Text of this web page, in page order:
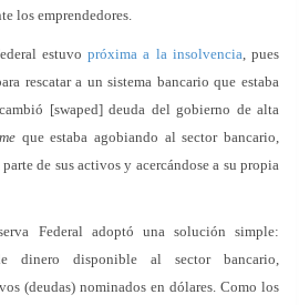
los emprendedores.
estuvopróxima a la insolvencia, pues
rescatar a un sistema bancario que estaba
[swaped] deuda del gobierno de alta
que estaba agobiando al sector bancario,
de sus activos y acercándose a su propia
Federal adoptó una solución simple:
dinero disponible al sector bancario,
(deudas) nominados en dólares. Como los